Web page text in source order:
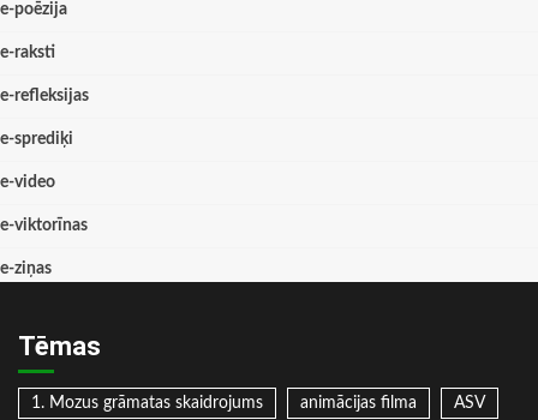
e-poēzija
e-raksti
e-refleksijas
e-sprediķi
e-video
e-viktorīnas
e-ziņas
Tēmas
1. Mozus grāmatas skaidrojums animācijas filma ASV